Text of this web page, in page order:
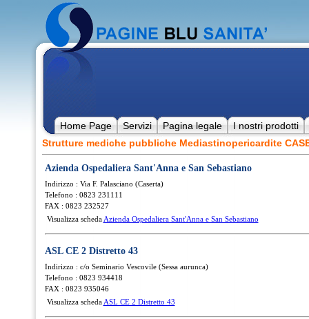
Home Page Servizi Pagina legale
I nostri prodotti
Strutture mediche pubbliche Mediastinopericardite
Azienda Ospedaliera Sant'Anna e San Sebastiano
Indirizzo : Via F. Palasciano (Caserta)
Telefono : 0823 231111
FAX : 0823 232527
Visualizza scheda Azienda Ospedaliera Sant'Anna e San Sebastiano
ASL CE 2 Distretto 43
Indirizzo : c/o Seminario Vescovile (Sessa aurunca)
Telefono : 0823 934418
FAX : 0823 935046
Visualizza scheda ASL CE 2 Distretto 43